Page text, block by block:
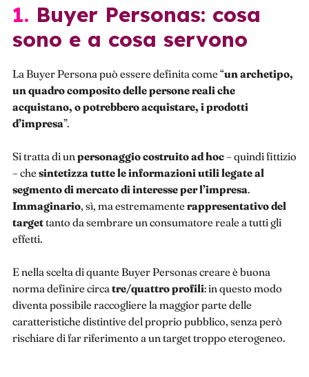
1. Buyer Personas: cosa
sono e a cosa servono
La Buyer Persona può essere definita come “un archetipo,
un quadro composito delle persone reali che
acquistano, o potrebbero acquistare, i prodotti
d’impresa”.
Si tratta di un personaggio costruitoadhoc– quindi fittizio
– che sintetizza tutte le informazioni utili legate al
segmento di mercato di interesse per l’impresa.
Immaginario, sì, ma estremamente rappresentativodel
targettanto da sembrare un consumatore reale a tutti gli
effetti.
E nella scelta di quante Buyer Personas creare è buona
norma definire circa tre/quattro profili: in questo modo
diventa possibile raccogliere la maggior parte delle
caratteristiche distintive del proprio pubblico, senza però
rischiare di far riferimento a un target troppo eterogeneo.